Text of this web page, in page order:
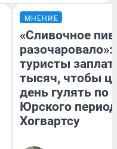
МНЕНИЕ
«Сливочное
разочаровало»:
туристы
тысяч, чтобы
день гулять по
Юрского
Хогвартсу